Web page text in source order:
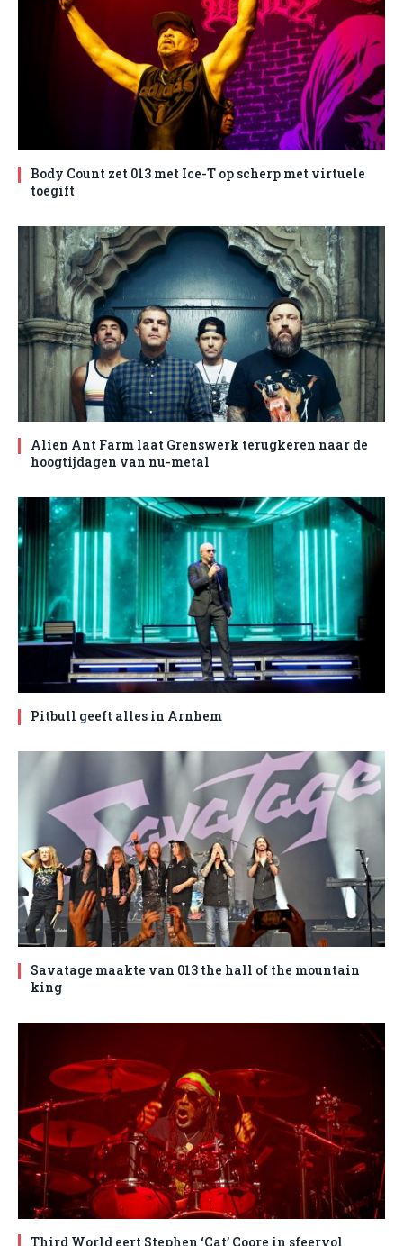
Body Count zet 013 met Ice-T op scherp met virtuele
toegift
Alien Ant Farm laat Grenswerk terugkeren naar de
hoogtijdagen van nu-metal
Pitbull geeft alles in Arnhem
Savatage maakte van 013 the hall of the mountain
king
Third World eert Stephen ‘Cat’ Coore in sfeervol